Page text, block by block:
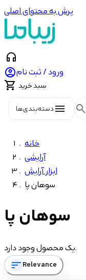
پرش به محتوای اصلی
headphones
ورود / ثبت نام
 سبد خرید
menuدسته‌بندی‌ها search
خانه
آرایشی
ابزار آرایش
سوهان پا
سوهان پا
یک محصول وجود دارد.
sortRelevance